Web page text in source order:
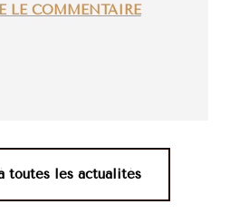
LE COMMENTAIRE
toutes les actualités